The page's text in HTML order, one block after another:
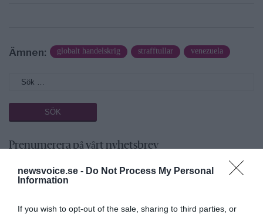
newsvoice.se - Do Not Process My Personal
Information
If you wish to opt-out of the sale, sharing to third parties, or
Ämnen: globalt handelskrig strafftullar venezuela
Prenumerera på vårt nyhetsbrev
Få NewsVoice nyhets-mail